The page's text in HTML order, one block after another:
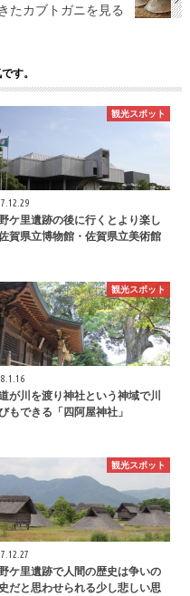
たカブトガニを見る
す。
観光スポット
ケ里遺跡の後に行くとより楽し
賀県立博物館・佐賀県立美術館
観光スポット
が川を渡り神社という神域で川
もできる「四阿屋神社」
観光スポット
ケ里遺跡で人間の歴史は争いの
だと思わせられる少し悲しい思